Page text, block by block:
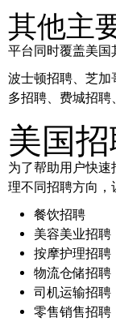
其他主
平台同时覆盖美国
波士顿招聘、芝加
多招聘、费城招聘
美国
为了帮助用户快
理不同招聘方向，
餐饮招聘
美容美业招聘
按摩护理招聘
物流仓储招聘
司机运输招聘
零售销售招聘